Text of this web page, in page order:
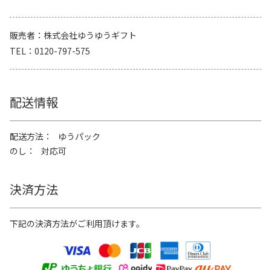
販売者
株式会社ゆうゆうギフト
TEL
0120-797-575
配送情報
配送方法
ゆうパック
のし
対応可
決済方法
下記の決済方法がご利用頂けます。